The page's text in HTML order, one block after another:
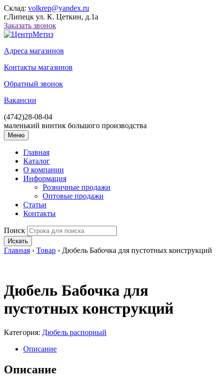
Склад: volkrep@yandex.ru
г.Липецк ул. К. Цеткин, д.1а
Заказать звонок
Адреса магазинов
Контакты магазинов
Обратный звонок
Вакансии
(4742)28-08-04
маленький винтик большого производства
Меню
Главная
Каталог
О компании
Информация
Розничные продажи
Оптовые продажи
Статьи
Контакты
Поиск
Искать
Главная › Товар › Дюбель Бабочка для пустотных конструкций
Дюбель Бабочка для
пустотных конструкций
Категория: Дюбель распорный
Описание
Описание